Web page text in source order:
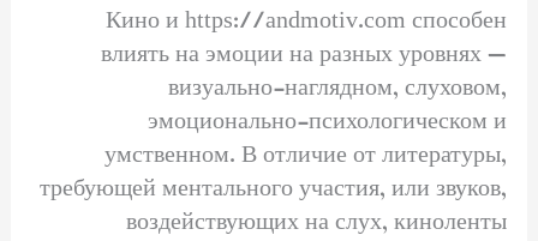
Кино и https://andmotiv.com способен
влиять на эмоции на разных уровнях —
визуально-наглядном, слуховом,
эмоционально-психологическом и
умственном. В отличие от литературы,
требующей ментального участия, или звуков,
воздействующих на слух, киноленты